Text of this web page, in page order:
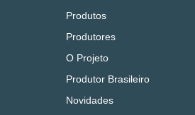
Produtos
Produtores
O Projeto
Produtor Brasileiro
Novidades